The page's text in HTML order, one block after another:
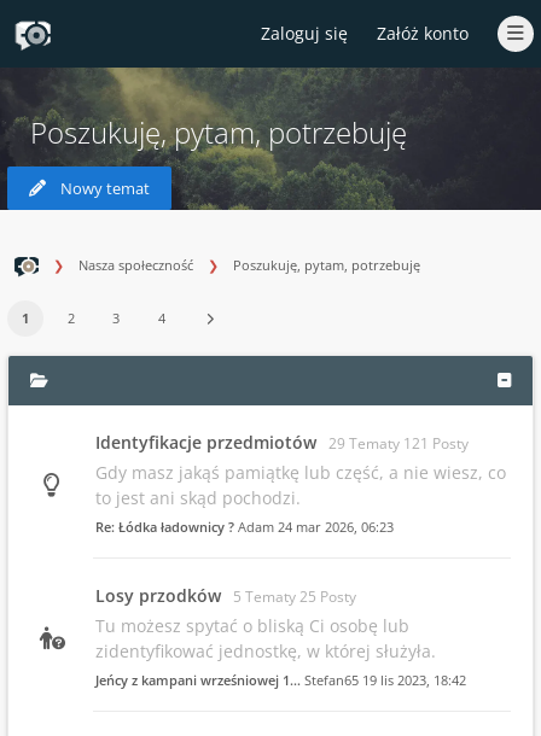
Zaloguj się Załóż konto
Poszukuję, pytam, potrzebuję
Nowy temat
Nasza społeczność Poszukuję, pytam, potrzebuję
1 2 3 4
Identyfikacje przedmiotów 29 Tematy 121 Posty
Gdy masz jakąś pamiątkę lub część, a nie wiesz, co
to jest ani skąd pochodzi.
Re: Łódka ładownicy ? Adam 24 mar 2026, 06:23
Losy przodków 5 Tematy 25 Posty
Tu możesz spytać o bliską Ci osobę lub
zidentyfikować jednostkę, w której służyła.
Jeńcy z kampani wrześniowej 1… Stefan65 19 lis 2023, 18:42